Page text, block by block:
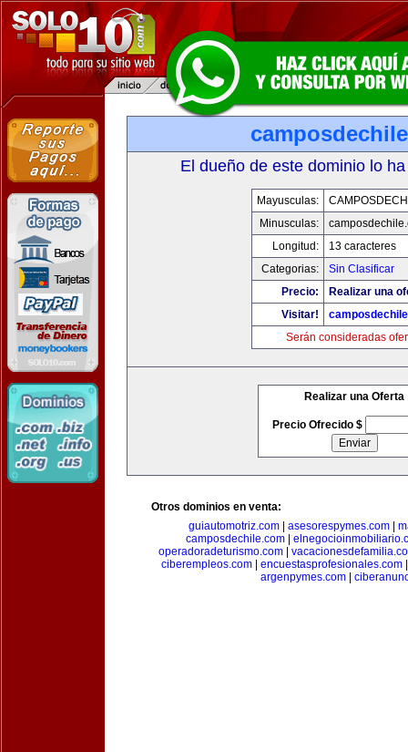
El dueño de este dominio lo
Mayusculas:
Minusculas:
Longitud:
13 caracteres
Categorias:
Sin Clasificar
Precio:
Realizar una
Visitar!
Serán consideradas
Realizar una Oferta
Precio Ofrecido $
Otros dominios en venta:
guiautomotriz.com
asesorespymes.com
camposdechile.com
operadoradeturismo.com
ciberempleos.com
encuestasprofesionales.com
argenpymes.com